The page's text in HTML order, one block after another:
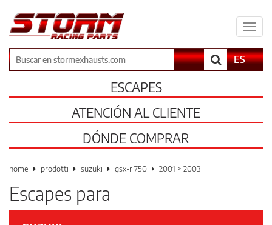
il
Buscar
ES
ESCAPES
ATENCIÓN AL CLIENTE
DÓNDE COMPRAR
home prodotti suzuki gsx-r 750 2001 > 2003
Escapes para